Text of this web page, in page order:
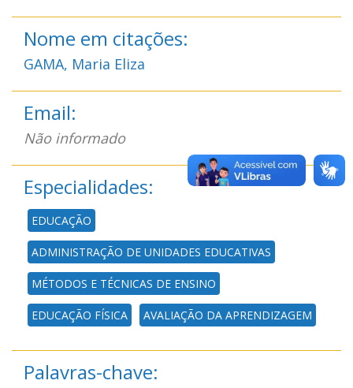
Nome em citações:
GAMA, Maria Eliza
Email:
Não informado
Especialidades:
EDUCAÇÃO
ADMINISTRAÇÃO DE UNIDADES EDUCATIVAS
MÉTODOS E TÉCNICAS DE ENSINO
EDUCAÇÃO FÍSICA AVALIAÇÃO DA APRENDIZAGEM
Palavras-chave: